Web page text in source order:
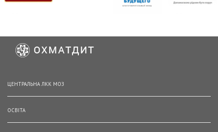
ЦЕНТРАЛЬНА ЛКК МОЗ
ОСВІТА